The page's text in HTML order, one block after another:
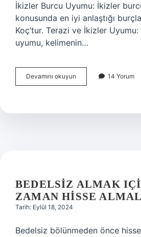
İkizler Burcu Uyumu: İkizler
konusunda en iyi anlaştığı
Koç’tur. Terazi ve İkizler
uyumu, kelimenin…
Devamını okuyun
Burcu
Temsil
14 Yorum
BEDELSIZ ALMAK
ZAMAN HISSE
Tarih: Eylül 18, 2024
Bedelsiz bölünmeden önce hisse